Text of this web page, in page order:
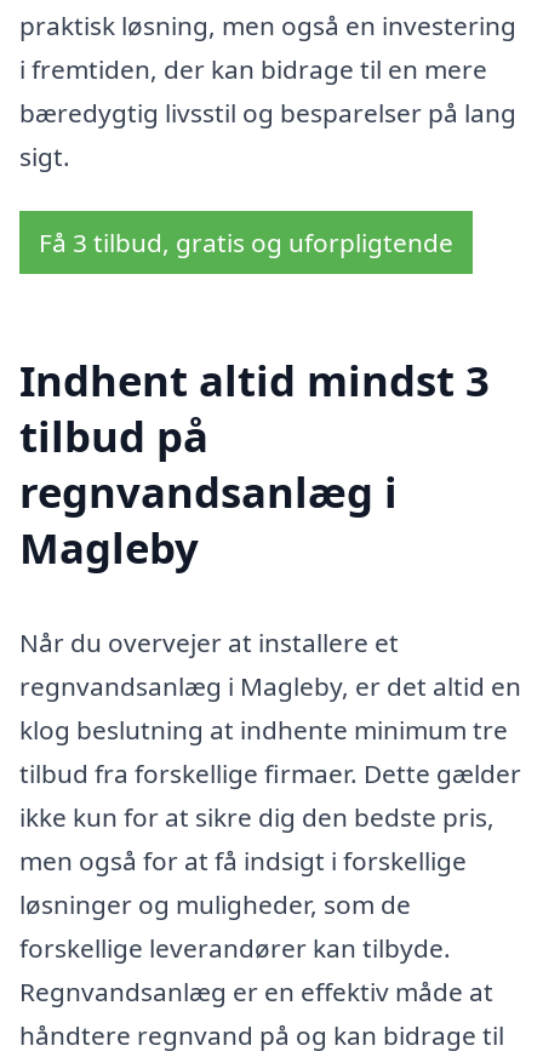
praktisk løsning, men også en investering
i fremtiden, der kan bidrage til en mere
bæredygtig livsstil og besparelser på lang
sigt.
Få 3 tilbud, gratis og uforpligtende
Indhent altid mindst 3
tilbud på
regnvandsanlæg i
Magleby
Når du overvejer at installere et
regnvandsanlæg i Magleby, er det altid en
klog beslutning at indhente minimum tre
tilbud fra forskellige firmaer. Dette gælder
ikke kun for at sikre dig den bedste pris,
men også for at få indsigt i forskellige
løsninger og muligheder, som de
forskellige leverandører kan tilbyde.
Regnvandsanlæg er en effektiv måde at
håndtere regnvand på og kan bidrage til